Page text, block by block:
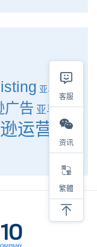
亚马逊
广告 亚马逊库
运营
亚
客服
资讯
繁體